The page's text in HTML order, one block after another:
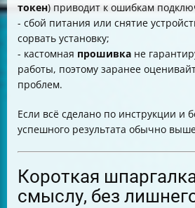
токен) приводит к ошибкам
- сбой питания или снятие
сорвать установку;
- кастомная прошивка не
работы, поэтому заранее
проблем.
Если всё сделано по инструкции и
успешного результата обычно
Короткая
смыслу, без